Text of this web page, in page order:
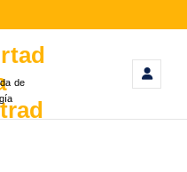
de